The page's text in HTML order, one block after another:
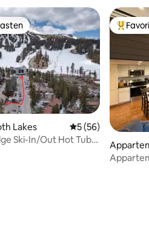
5 op 5, 81 recensies
Lakes Gemiddelde
5 (56)
Ski-In/Out Hot Tubs
s